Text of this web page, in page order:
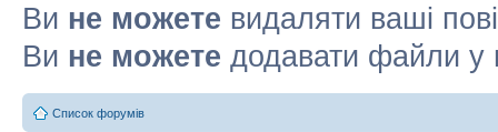
Ви не можете видаляти ваші
Ви не можете додавати файли у
Список форумів